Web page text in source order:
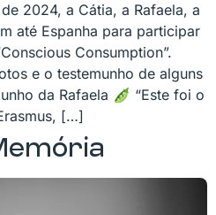
2024, a Cátia, a Rafaela, a
até Espanha para participar
Consumption”.
e o testemunho de alguns
da Rafaela 🫛 “Este foi o
[…]